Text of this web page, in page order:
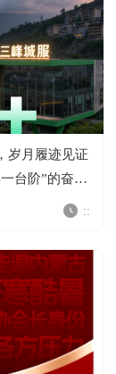
岁月履迹见证
台阶”的奋进
::